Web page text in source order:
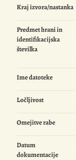
Kraj izvora/nastanka
Predmet hrani in
identifikacijska
številka
Ime datoteke
Ločljivost
Omejitve rabe
Datum
dokumentacije